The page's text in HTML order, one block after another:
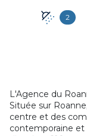
2
L'Agence du
Située sur
centre et des
contemporaine et